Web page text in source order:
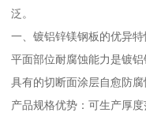
泛。
一、镀铝锌镁钢板的优异特
平面部位耐腐蚀能力是镀
具有的切断面涂层自愈防腐
产品规格优势：可生产厚度